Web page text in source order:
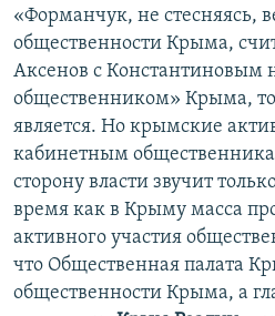
«Форманчук, не стесняясь,
общественности Крыма,
Аксенов с Константиновым
общественником» Крыма,
является. Но крымские
кабинетным
сторону власти звучит
время как в Крыму масса
активного участия
что Общественная палата
общественности Крыма, а